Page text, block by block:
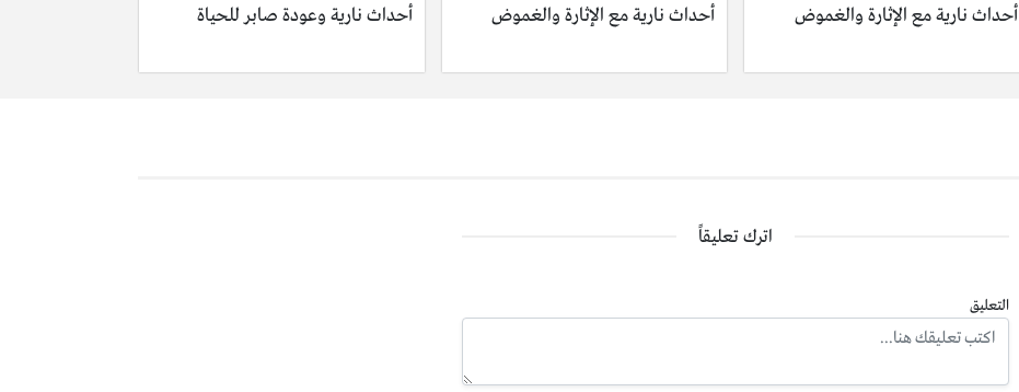
أحداث نارية مع الإثارة والغموض
أحداث نارية مع الإثارة والغموض
أحداث نارية وعودة صابر للحياة
اترك تعليقاً
التعليق